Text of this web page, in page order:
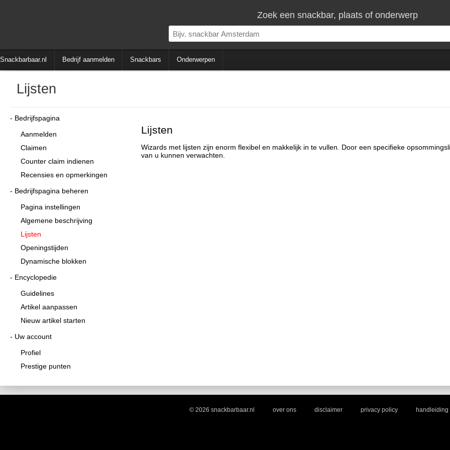
Zoek een snackbar, plaats of onderwerp
Snackbarbaar.nl Bedrijf aanmelden Snackbars Onderwerpen
Lijsten
Bedrijfspagina
Aanmelden
Claimen
Counter claim indienen
Recensies en opmerkingen
Bedrijfspagina beheren
Pagina instellingen
Algemene beschrijving
Lijsten
Openingstijden
Dynamische blokken
Encyclopedie
Guidelines
Artikel aanpassen
Nieuw artikel starten
Uw account
Profiel
Prestige punten
Lijsten
Wizards met lijsten zijn enorm flexibel en makkelijk in te vullen. Door een specifieke
van u kunnen verwachten.
© 2026 snackbarbaar.nl over ons disclaimer privacy policy handleiding